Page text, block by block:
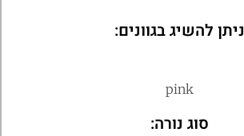
ניתן להשיג בגוונים:
pink
סוג נורה: